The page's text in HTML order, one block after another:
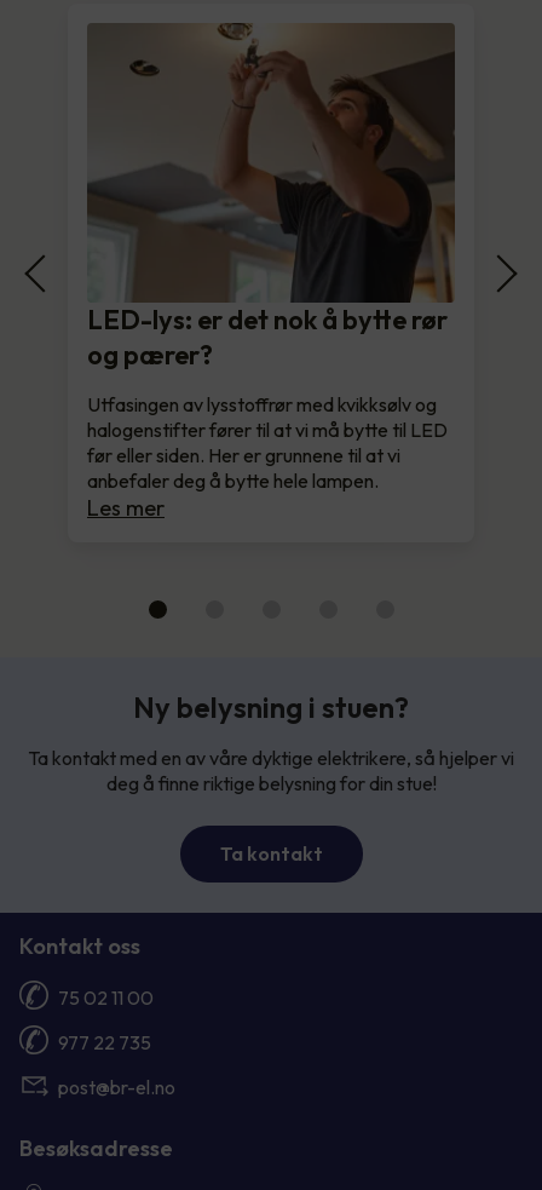
LED-lys: er det nok å bytte rør
og pærer?
Utfasingen av lysstoffrør med kvikksølv og
halogenstifter fører til at vi må bytte til LED
før eller siden. Her er grunnene til at vi
anbefaler deg å bytte hele lampen.
Les mer
Ny belysning i stuen?
Ta kontakt med en av våre dyktige elektrikere, så hjelper vi
deg å finne riktige belysning for din stue!
Ta kontakt
Kontakt oss
75 02 11 00
977 22 735
post@br-el.no
Besøksadresse